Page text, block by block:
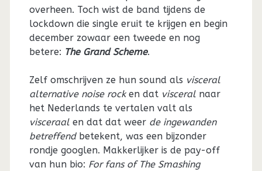
overheen. Toch wist de band tijdens de
lockdown die single eruit te krijgen en begin
december zowaar een tweede en nog
betere: The Grand Scheme.
Zelf omschrijven ze hun sound als visceral
alternative noise rocken dat visceralnaar
het Nederlands te vertalen valt als
visceraalen dat dat weer de ingewanden
betreffendbetekent, was een bijzonder
rondje googlen. Makkerlijker is de pay-off
van hun bio: For fans of The Smashing